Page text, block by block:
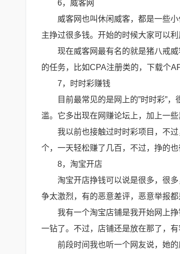
6，威客网
威客网也叫休闲威客，都是一些
主挣过很多钱。开始的时候大家可以
现在威客网最有名的就是猪八戒
的任务，比如CPA注册类的，下载个
7，时时彩赚钱
目前最常见的是网上的”时时彩”
滥。它多出现在网赚论坛上，加上一
我以前也接触过时时彩项目，不
个，一天轻松赚了几百，不过，挣的
8，淘宝开店
淘宝开店挣钱可以说是很多，很
争太激烈，有的恶意差评，恶意举报
我有一个淘宝店铺是我开始网上
一钻了。不过，店铺还是放在那了，
前段时间我也听一个网友说，她